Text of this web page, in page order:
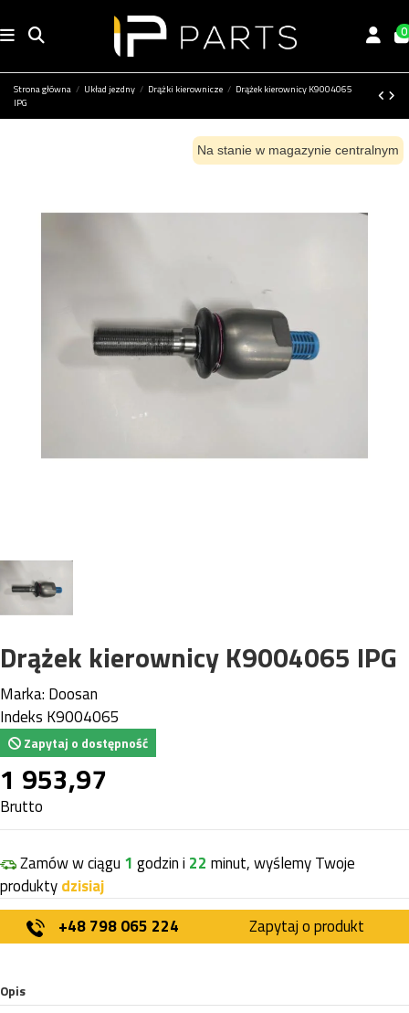
0
Strona główna Układ jezdny Drążki kierownicze
Drążek kierownicy K9004065
IPG
Na stanie w magazynie centralnym
Drążek kierownicy K9004065 IPG
Marka: Doosan
Indeks K9004065
Zapytaj o dostępność
1 953,97
Brutto
Zamów w ciągu 1 godzin i 22 minut, wyślemy Twoje
produktydzisiaj
+48 798 065 224
Zapytaj o produkt
Opis